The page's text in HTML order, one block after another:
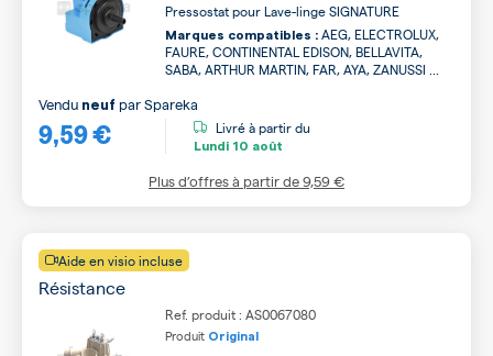
Pressostat pour Lave-linge SIGNATURE
Marques compatibles : AEG, ELECTROLUX,
FAURE, CONTINENTAL EDISON, BELLAVITA,
SABA, ARTHUR MARTIN, FAR, AYA, ZANUSSI ...
9,59 €
Vendu neuf parSpareka
Livré à partir du
Lundi 10 août
Plus d’offres à partir de9,59 €
Aide en visio incluse
Résistance
Ref. produit : AS0067080
Produit Original